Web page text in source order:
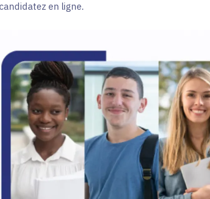
en ligne.